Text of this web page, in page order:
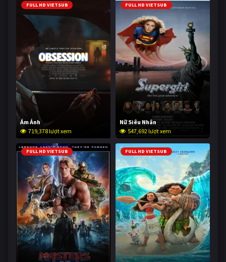
FULL HD VIETSUB
Ám Ảnh
719,378 lượt xem
FULL HD VIETSUB
Nữ Siêu Nhân
547,692 lượt xem
FULL HD VIETSUB FULL HD VIETSUB